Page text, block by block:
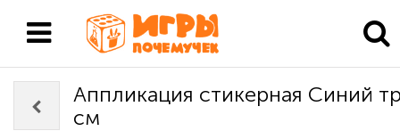
Аппликация стикерная Синий
см